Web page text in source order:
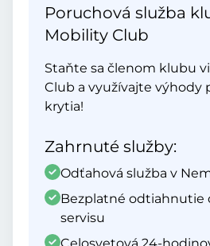
Poruchová služba
Mobility Club
Staňte sa členom klubu
Club a využívajte výhody
krytia!
Zahrnuté služby:
Odťahová služba v
Bezplatné odtiahnutie
servisu